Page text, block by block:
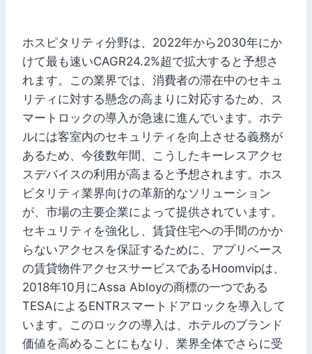
ホスピタリティ分野は、2022年から2030年にか
けて最も速いCAGR24.2%超で拡大すると予想さ
れます。この業界では、消費者の滞在中のセキュ
リティに対する懸念の高まりに対応するため、ス
マートロックの導入が急速に進んでいます。ホテ
ルには客室内のセキュリティを向上させる義務が
あるため、今後数年間、こうしたキーレスアクセ
スデバイスの利用が高まると予想されます。ホス
ピタリティ業界向けの革新的なソリューション
が、市場の主要企業によって提供されています。
セキュリティを強化し、賃貸住宅への手間のかか
らないアクセスを保証するために、アプリベース
の賃貸物件アクセスサービスであるHoomvipは、
2018年10月にAssa Abloyの商標の一つである
TESAによるENTRスマートドアロックを導入して
います。このロックの導入は、ホテルのブランド
価値を高めることにもなり、業界全体でさらに受